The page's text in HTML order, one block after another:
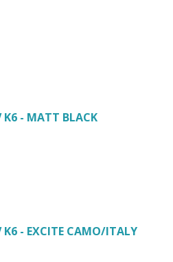
K6 - MATT BLACK
K6 - EXCITE CAMO/ITALY